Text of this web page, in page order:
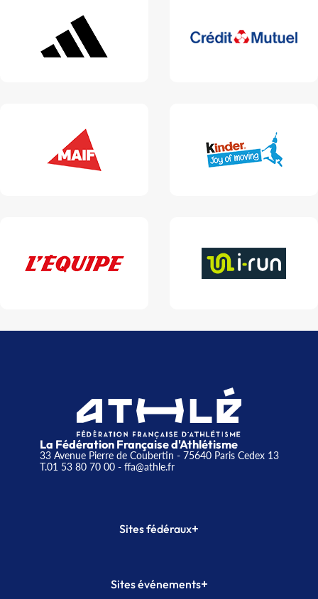
La Fédération Française d'Athlétisme
33 Avenue Pierre de Coubertin - 75640 Paris Cedex 13
T.01 53 80 70 00- ffa@athle.fr
Sites fédéraux+
Plateforme Formation
Sites événements+